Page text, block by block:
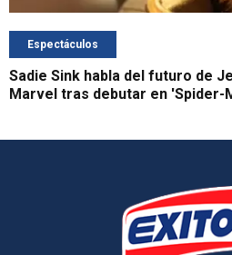
Espectáculos
Sadie Sink habla del futuro de
Marvel tras debutar en 'Spider-